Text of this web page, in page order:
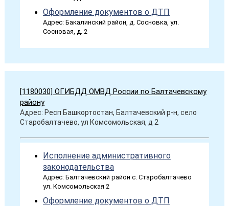
Оформление документов о ДТП
Адрес: Бакалинский район, д. Сосновка, ул.
Сосновая, д. 2
[1180030] ОГИБДД ОМВД России по Балтачевскому
району
Адрес: Респ Башкортостан, Балтачевский р-н, село
Старобалтачево, ул Комсомольская, д 2
Исполнение административного
законодательства
Адрес: Балтачевский район с. Старобалтачево
ул. Комсомольская 2
Оформление документов о ДТП